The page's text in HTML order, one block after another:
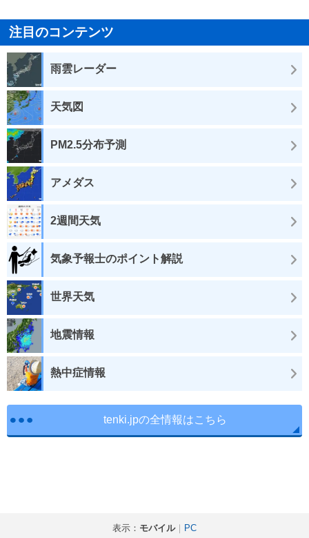
注目のコンテンツ
雨雲レーダー
天気図
PM2.5分布予測
アメダス
2週間天気
気象予報士のポイント解説
世界天気
地震情報
熱中症情報
tenki.jpの全情報はこちら
表示： モバイル｜ PC